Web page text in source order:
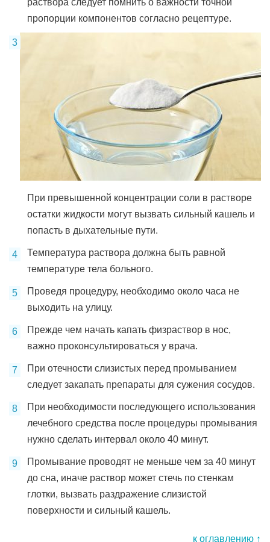
раствора следует помнить о важности точной
пропорции компонентов согласно рецептуре.
При превышенной концентрации соли в растворе
остатки жидкости могут вызвать сильный кашель и
попасть в дыхательные пути.
Температура раствора должна быть равной
температуре тела больного.
Проведя процедуру, необходимо около часа не
выходить на улицу.
Прежде чем начать капать физраствор в нос,
важно проконсультироваться у врача.
При отечности слизистых перед промыванием
следует закапать препараты для сужения сосудов.
При необходимости последующего использования
лечебного средства после процедуры промывания
нужно сделать интервал около 40 минут.
Промывание проводят не меньше чем за 40 минут
до сна, иначе раствор может стечь по стенкам
глотки, вызвать раздражение слизистой
поверхности и сильный кашель.
к оглавлению ↑